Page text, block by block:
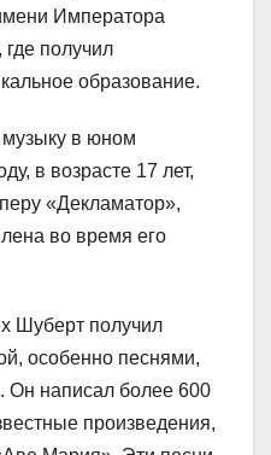
Императора
получил
образование.
музыку в юном
в возрасте 17 лет,
«Декламатор»,
во время его
Шуберт получил
особенно песнями,
Он написал более 600
произведения,